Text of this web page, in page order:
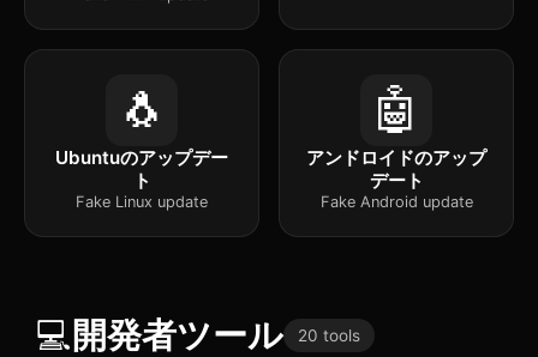
🐧
Ubuntuのアップデー
ト
Fake Linux update
🤖
アンドロイドのアップ
デート
Fake Android update
💻 開発者ツール 20 tools